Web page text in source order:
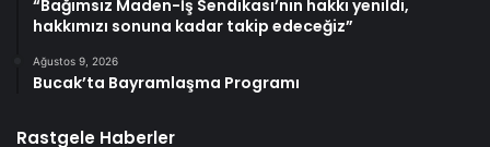
“Bağımsız Maden-İş Sendikası’nın hakkı yenildi,
hakkımızı sonuna kadar takip edeceğiz”
Ağustos 9, 2026
Bucak’ta Bayramlaşma Programı
Rastgele Haberler